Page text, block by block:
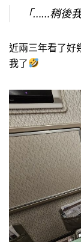
「……稍後
近兩三年看了好
我了